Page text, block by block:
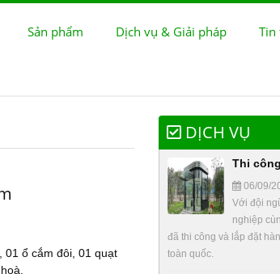
Sản phẩm Dịch vụ & Giải pháp Tin
01 ổ cắm đôi, 01 quạt
DỊCH VỤ
Thi
06/09/
Với đội
nghiệp
đã thi công và lắp đặt
toàn quốc.